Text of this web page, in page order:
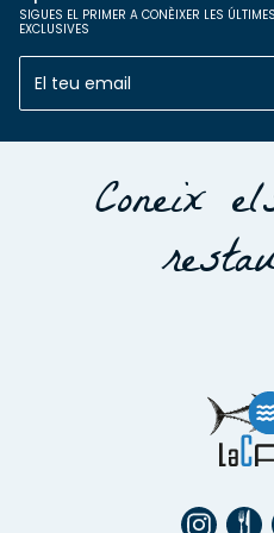
SIGUES EL PRIMER A CONÈIXER LES
EXCLUSIVES
Coneix